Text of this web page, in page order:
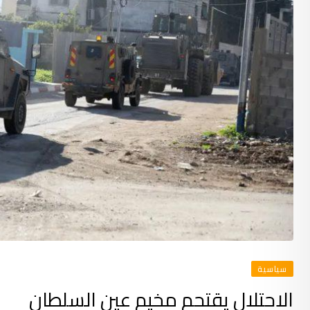
سياسية
الاحتلال يقتحم مخيم عين السلطان